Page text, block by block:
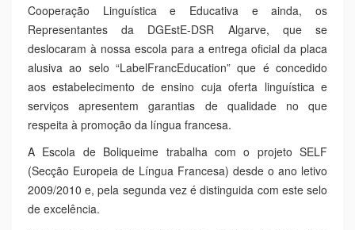
No dia 28 de novembro o Diretor do Agrupamento de
Escolas Eng.º Duarte Pacheco, as professoras Luísa
Carreira e Nélida Cristóvão tiveram o prazer de receber na
Escola Básica Prof. Dr. Aníbal Cavaco Silva os
representantes da Embaixada de França em Portugal, M.
Pascal Sanchez, Adido de Cooperação Linguística e
Educativa e Mme. Alicia Lemoine, Assessora para a
Cooperação Linguística e Educativa e ainda, os
Representantes da DGEstE-DSR Algarve, que se
deslocaram à nossa escola para a entrega oficial da placa